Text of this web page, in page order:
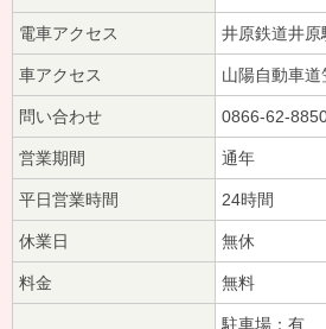
電車アクセス 井原鉄道井原
車アクセス 山陽自動車道
問い合わせ 0866-62-
営業期間 通年
平日営業時間 24時間
休業日 無休
料金 無料
駐車場：有